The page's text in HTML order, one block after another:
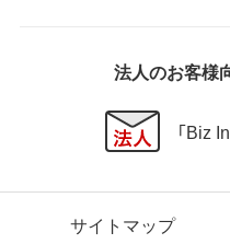
法人のお客様
「Biz
サイトマップ